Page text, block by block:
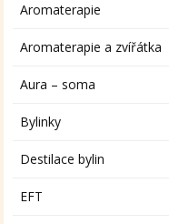
Aromaterapie
Aromaterapie a zvířátka
Aura – soma
Bylinky
Destilace bylin
EFT